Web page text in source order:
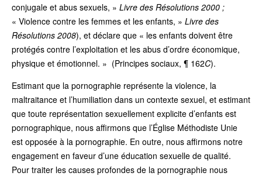
conjugale et abus sexuels, » Livre des Résolutions 2000 ;
« Violence contre les femmes et les enfants, » Livre des
Résolutions 2008), et déclare que « les enfants doivent être
protégés contre l’exploitation et les abus d’ordre économique,
physique et émotionnel. » (Principes sociaux, ¶ 162C).
Estimant que la pornographie représente la violence, la
maltraitance et l’humiliation dans un contexte sexuel, et estimant
que toute représentation sexuellement explicite d’enfants est
pornographique, nous affirmons que l’Église Méthodiste Unie
est opposée à la pornographie. En outre, nous affirmons notre
engagement en faveur d’une éducation sexuelle de qualité.
Pour traiter les causes profondes de la pornographie nous